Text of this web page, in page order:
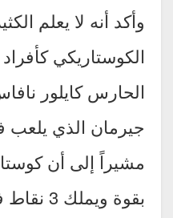
وأكد أنه لا يعلم
الكوستاريكي
الحارس كايلور
جيرمان الذي يلعب
مشيراً إلى أن
بقوة